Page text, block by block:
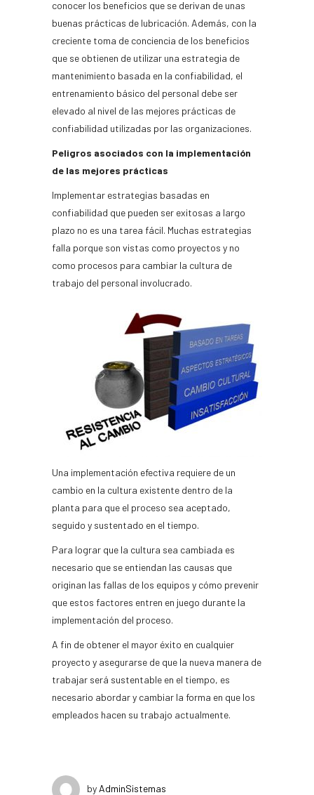
conocer los beneficios que se derivan de unas
buenas prácticas de lubricación. Además, con la
creciente toma de conciencia de los beneficios
que se obtienen de utilizar una estrategia de
mantenimiento basada en la confiabilidad, el
entrenamiento básico del personal debe ser
elevado al nivel de las mejores prácticas de
confiabilidad utilizadas por las organizaciones.
Peligros asociados con la implementación
de las mejores prácticas
Implementar estrategias basadas en
confiabilidad que pueden ser exitosas a largo
plazo no es una tarea fácil. Muchas estrategias
falla porque son vistas como proyectos y no
como procesos para cambiar la cultura de
trabajo del personal involucrado.
Una implementación efectiva requiere de un
cambio en la cultura existente dentro de la
planta para que el proceso sea aceptado,
seguido y sustentado en el tiempo.
Para lograr que la cultura sea cambiada es
necesario que se entiendan las causas que
originan las fallas de los equipos y cómo prevenir
que estos factores entren en juego durante la
implementación del proceso.
A fin de obtener el mayor éxito en cualquier
proyecto y asegurarse de que la nueva manera de
trabajar será sustentable en el tiempo, es
necesario abordar y cambiar la forma en que los
empleados hacen su trabajo actualmente.
by AdminSistemas